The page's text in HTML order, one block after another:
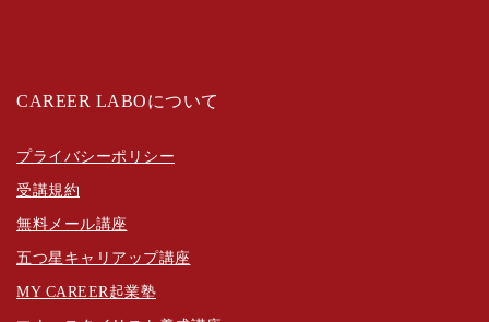
CAREER LABOについて
プライバシーポリシー
受講規約
無料メール講座
五つ星キャリアップ講座
MY CAREER起業塾